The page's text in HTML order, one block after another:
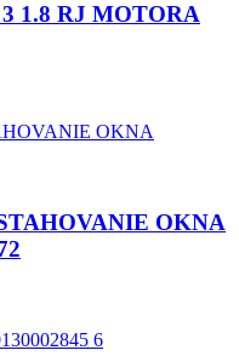
1.8 RJ MOTORA
OKNA